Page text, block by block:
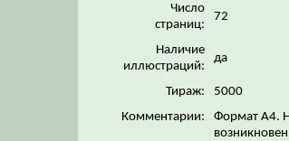
Число
страниц:
72
Наличие
иллюстраций:
да
Тираж:
5000
Комментарии:
Формат А4.